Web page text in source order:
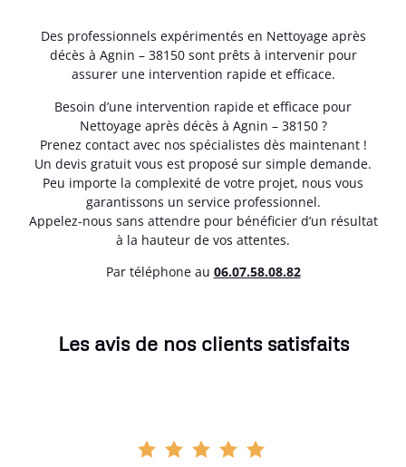
Des professionnels expérimentés en Nettoyage après
décès à Agnin – 38150 sont prêts à intervenir pour
assurer une intervention rapide et efficace.
Besoin d’une intervention rapide et efficace pour
Nettoyage après décès à Agnin – 38150 ?
Prenez contact avec nos spécialistes dès maintenant !
Un devis gratuit vous est proposé sur simple demande.
Peu importe la complexité de votre projet, nous vous
garantissons un service professionnel.
Appelez-nous sans attendre pour bénéficier d’un résultat
à la hauteur de vos attentes.
Par téléphone au 06.07.58.08.82
Les avis de nos clients satisfaits